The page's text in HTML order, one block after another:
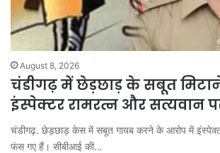
August 8, 2026
चंडीगढ़ में छेड़छाड़ के सबूत
इंस्पेक्टर रामरत्न और सत्यवान
चंडीगढ़. छेड़छाड़ केस में सबूत गायब करने के आरोप में इंस्पेक्टर
फंस गए हैं। सीबीआई की…